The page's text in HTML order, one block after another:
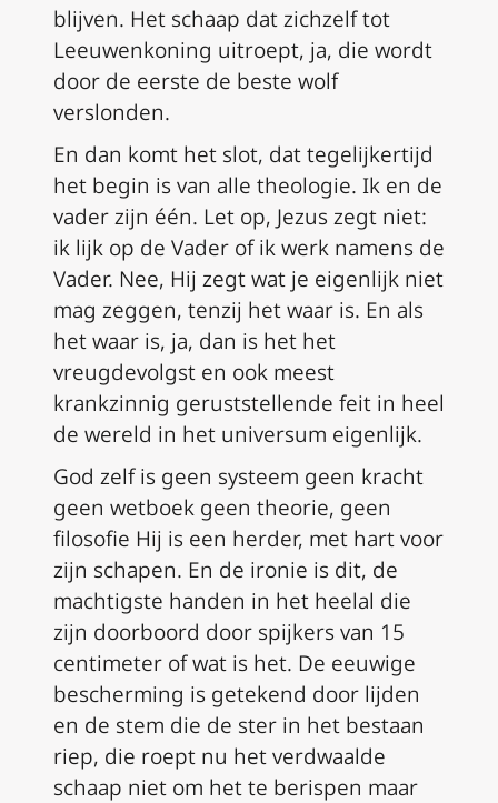
blijven. Het schaap dat zichzelf tot
Leeuwenkoning uitroept, ja, die wordt
door de eerste de beste wolf
verslonden.
En dan komt het slot, dat tegelijkertijd
het begin is van alle theologie. Ik en de
vader zijn één. Let op, Jezus zegt niet:
ik lijk op de Vader of ik werk namens de
Vader. Nee, Hij zegt wat je eigenlijk niet
mag zeggen, tenzij het waar is. En als
het waar is, ja, dan is het het
vreugdevolgst en ook meest
krankzinnig geruststellende feit in heel
de wereld in het universum eigenlijk.
God zelf is geen systeem geen kracht
geen wetboek geen theorie, geen
filosofie Hij is een herder, met hart voor
zijn schapen. En de ironie is dit, de
machtigste handen in het heelal die
zijn doorboord door spijkers van 15
centimeter of wat is het. De eeuwige
bescherming is getekend door lijden
en de stem die de ster in het bestaan
riep, die roept nu het verdwaalde
schaap niet om het te berispen maar